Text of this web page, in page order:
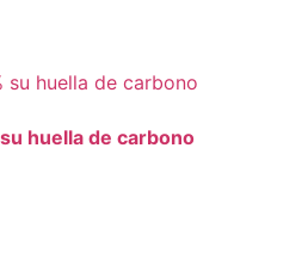
huella de carbono